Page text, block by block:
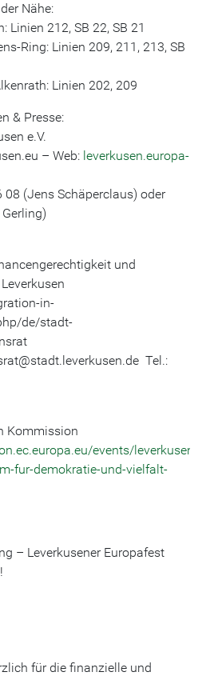
Nähe:
Linien 212, SB 22, SB 21
Ring: Linien 209, 211, 213, SB
Linien 202, 209
& Presse:
e.V.
– Web: leverkusen.europa-
(Jens Schäperclaus) oder
und
in-
de/stadt-
Tel.:
Kommission
events/leverkusener-
fur-demokratie-und-vielfalt-
– Leverkusener Europafest
für die finanzielle und